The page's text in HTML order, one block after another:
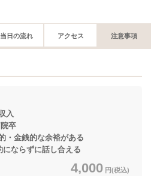
当日の流れ アクセス 注意事項
入
卒
金銭的な余裕がある
に話し合える
4,000 円(税込)